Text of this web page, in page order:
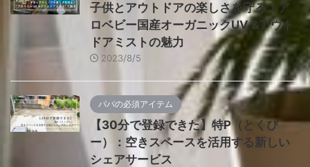
子供とアウトドアの楽しさを守る！ア
ロベビー国産オーガニックUV &アウト
ドアミストの魅力
2023/8/5
パパの必須アイテム
【30分で登録できた】特P（とくぴ
ー）：空きスペースを活用する新しい
シェアサービス